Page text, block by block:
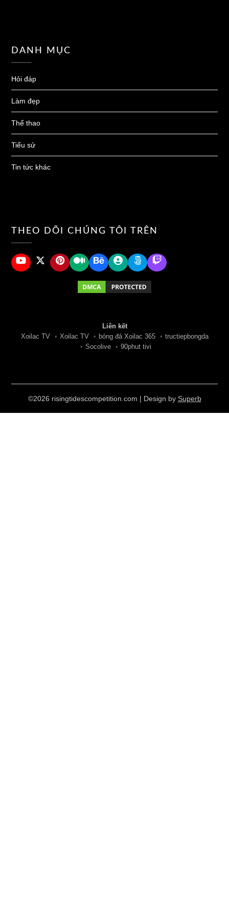
DANH MỤC
Hỏi đáp
Làm đẹp
Thể thao
Tiểu sử
Tin tức khác
THEO DÕI CHÚNG TÔI TRÊN
Liên kết
Xoilac TV • Xoilac TV • bóng đá Xoilac 365 • tructiepbongda
• Socolive • 90phut tivi
©2026 risingtidescompetition.com | Design by Superb